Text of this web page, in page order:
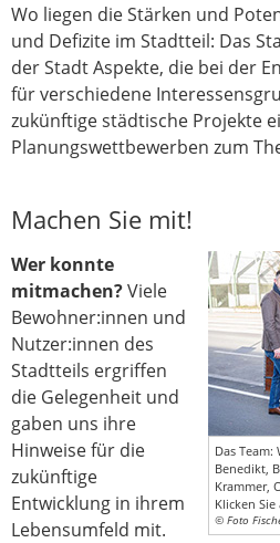
Wo liegen die Stärken und
und Defizite im Stadtteil: Das
der Stadt Aspekte, die bei der
für verschiedene
zukünftige städtische Projekte
Planungswettbewerben zum
Machen Sie mit!
Das
Benedikt,
Krammer,
Klicken
© Foto
Wer konnte
mitmachen?Viele
Bewohner:innen und
Nutzer:innen des
Stadtteils ergriffen
die Gelegenheit und
gaben uns ihre
Hinweise für die
zukünftige
Entwicklung in ihrem
Lebensumfeld mit.